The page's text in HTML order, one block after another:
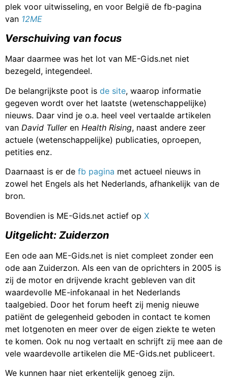
plek voor uitwisseling, en voor België de fb-pagina
van 12ME
Verschuiving van focus
Maar daarmee was het lot van ME-Gids.net niet
bezegeld, integendeel.
De belangrijkste poot is de site, waarop informatie
gegeven wordt over het laatste (wetenschappelijke)
nieuws. Daar vind je o.a. heel veel vertaalde artikelen
van David Tulleren Health Rising, naast andere zeer
actuele (wetenschappelijke) publicaties, oproepen,
petities enz.
Daarnaast is er de fb pagina met actueel nieuws in
zowel het Engels als het Nederlands, afhankelijk van de
bron.
Bovendien is ME-Gids.net actief op X
Uitgelicht: Zuiderzon
Een ode aan ME-Gids.net is niet compleet zonder een
ode aan Zuiderzon. Als een van de oprichters in 2005 is
zij de motor en drijvende kracht gebleven van dit
waardevolle ME-infokanaal in het Nederlands
taalgebied. Door het forum heeft zij menig nieuwe
patiënt de gelegenheid geboden in contact te komen
met lotgenoten en meer over de eigen ziekte te weten
te komen. Ook nu nog vertaalt en schrijft zij mee aan de
vele waardevolle artikelen die ME-Gids.net publiceert.
We kunnen haar niet erkentelijk genoeg zijn.